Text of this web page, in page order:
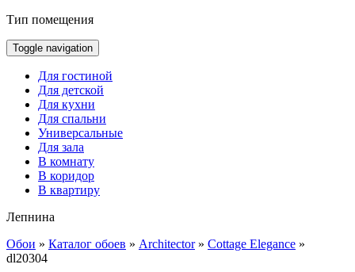
Тип помещения
Toggle navigation
Для гостиной
Для детской
Для кухни
Для спальни
Универсальные
Для зала
В комнату
В коридор
В квартиру
Лепнина
Обои » Каталог обоев » Architector» Cottage Elegance »
dl20304